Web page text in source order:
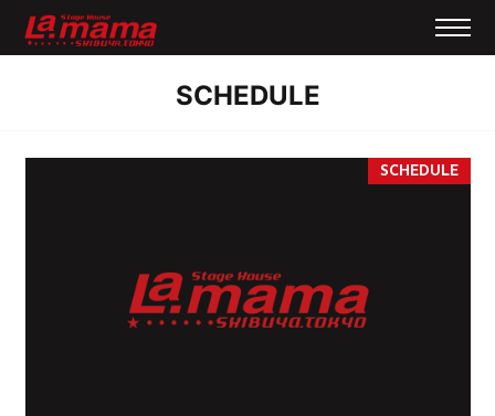
SCHEDULE